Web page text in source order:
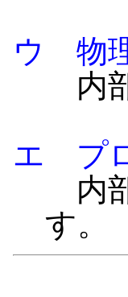
ウ 物
内
エ プ
内
す。